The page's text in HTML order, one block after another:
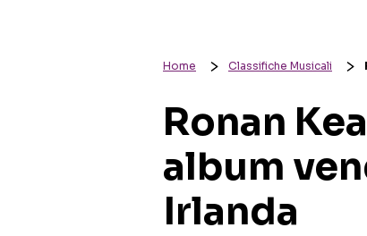
Home Classifiche Musicali
Ronan
album
Irlanda